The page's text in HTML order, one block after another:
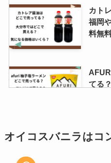
gear
ビ
ハー
ドン
こで
カト
福岡
料無
てる
完全
オイコスバニラはコ